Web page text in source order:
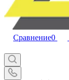
Сравнение0